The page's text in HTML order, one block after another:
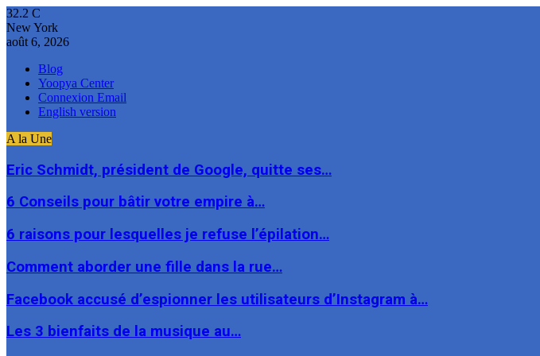
32.2 C
New York
août 6, 2026
Blog
Yoopya Center
Connexion Email
English version
A la Une
Eric Schmidt, président de Google, quitte ses…
6 Conseils pour bâtir votre empire à…
6 raisons pour lesquelles je refuse l’épilation…
Comment aborder une fille dans la rue…
Facebook accusé d’espionner les utilisateurs d’Instagram à…
Les 3 bienfaits de la musique au…